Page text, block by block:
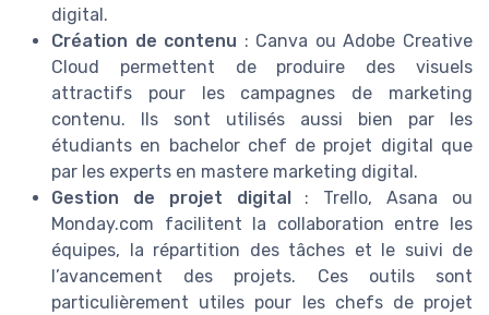
digital.
Création de contenu : Canva ou Adobe Creative
Cloud permettent de produire des visuels
attractifs pour les campagnes de marketing
contenu. Ils sont utilisés aussi bien par les
étudiants en bachelor chef de projet digital que
par les experts en mastere marketing digital.
Gestion de projet digital
: Trello, Asana ou
Monday.com facilitent la collaboration entre les
équipes, la répartition des tâches et le suivi de
l’avancement des projets. Ces outils sont
particulièrement utiles pour les chefs de projet